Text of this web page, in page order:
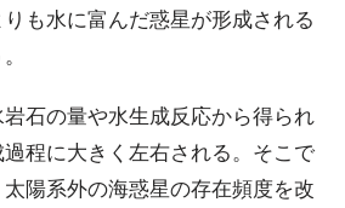
も水に富んだ惑星が形成される
石の量や水生成反応から得られ
程に大きく左右される。そこで
陽系外の海惑星の存在頻度を改